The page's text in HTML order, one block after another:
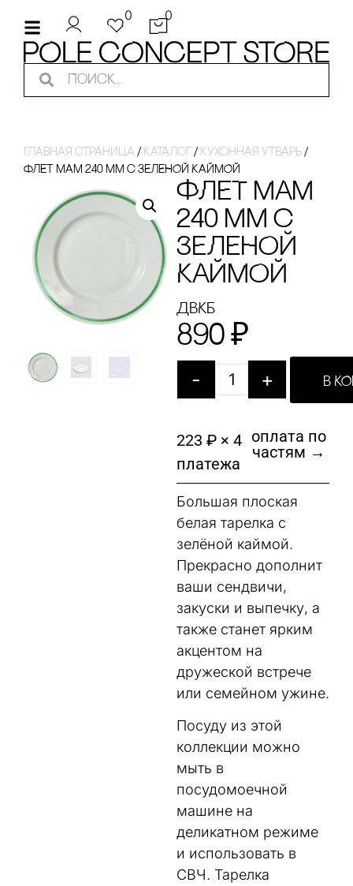
0 0
Главная страница / Каталог / Кухонная утварь /
ФЛЕТ МАМ 240 ММ с ЗЕЛЕНОЙ КАЙМОЙ
ФЛЕТ МАМ
240 ММ с
ЗЕЛЕНОЙ
КАЙМОЙ
ДВКБ
890 ₽
- + В
223 ₽ × 4
платежа
оплата по
частям →
Большая плоская
белая тарелка с
зелёной каймой.
Прекрасно дополнит
ваши сендвичи,
закуски и выпечку, а
также станет ярким
акцентом на
дружеской встрече
или семейном ужине.
Посуду из этой
коллекции можно
мыть в
посудомоечной
машине на
деликатном режиме
и использовать в
СВЧ. Тарелка